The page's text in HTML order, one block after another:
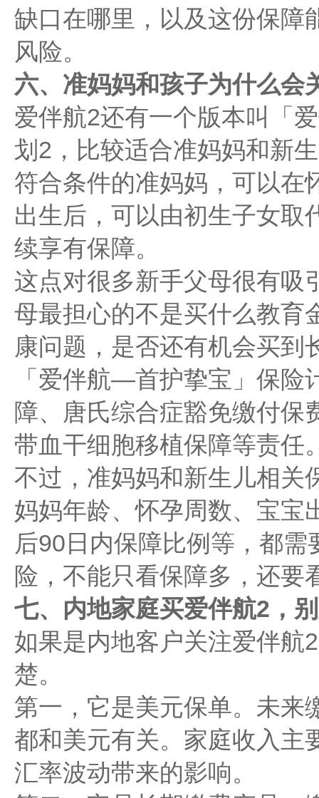
缺口在哪里，以及这份保障
风险。
六、准妈妈和孩子为什么会
爱伴航2还有一个版本叫「
划2，比较适合准妈妈和新
符合条件的准妈妈，可以在
出生后，可以由初生子女取
续享有保障。
这点对很多新手父母很有吸
母最担心的不是买什么教育
康问题，是否还有机会买到
「爱伴航—首护挚宝」保险
障、唐氏综合症豁免缴付保
带血干细胞移植保障等责任
不过，准妈妈和新生儿相关
妈妈年龄、怀孕周数、宝宝
后90日内保障比例等，都
险，不能只看保障多，还要
七、内地家庭买爱伴航2，
如果是内地客户关注爱伴航
楚。
第一，它是美元保单。未来
都和美元有关。家庭收入主
汇率波动带来的影响。